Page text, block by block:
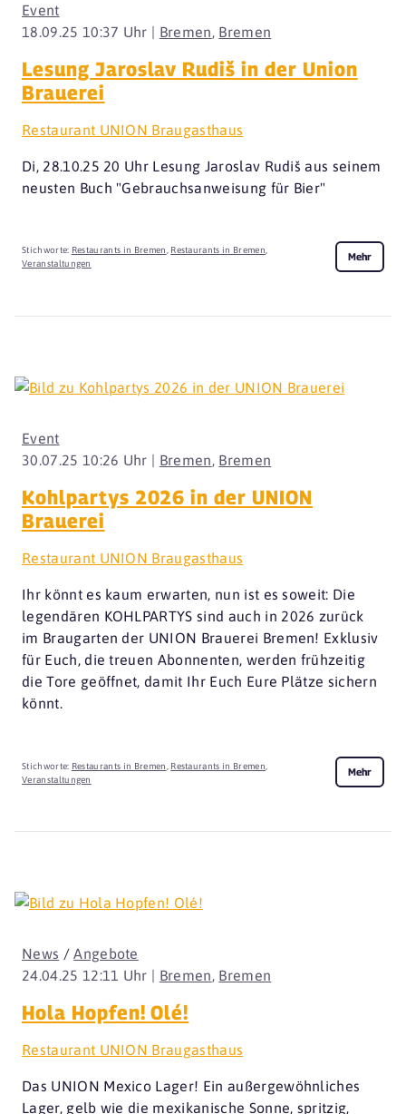
18.09.25 10:37 Uhr | Bremen, Bremen
Event
Lesung Jaroslav Rudiš in der Union
Brauerei
Restaurant UNION Braugasthaus
Di, 28.10.25 20 Uhr Lesung Jaroslav Rudiš aus seinem
neusten Buch "Gebrauchsanweisung für Bier"
Stichworte: Restaurants in Bremen, Restaurants in Bremen,
Veranstaltungen
Mehr
30.07.25 10:26 Uhr | Bremen, Bremen
Event
Kohlpartys 2026 in der UNION
Brauerei
Restaurant UNION Braugasthaus
Ihr könnt es kaum erwarten, nun ist es soweit: Die
legendären KOHLPARTYS sind auch in 2026 zurück
im Braugarten der UNION Brauerei Bremen! Exklusiv
für Euch, die treuen Abonnenten, werden frühzeitig
die Tore geöffnet, damit Ihr Euch Eure Plätze sichern
könnt.
Stichworte: Restaurants in Bremen Restaurants in Bremen
Veranstaltungen
Mehr
24.04.25 12:11 Uhr | Bremen, Bremen
News /Angebote
Hola Hopfen! Olé!
Restaurant UNION Braugasthaus
Das UNION Mexico Lager! Ein außergewöhnliches
Lager, gelb wie die mexikanische Sonne, spritzig,